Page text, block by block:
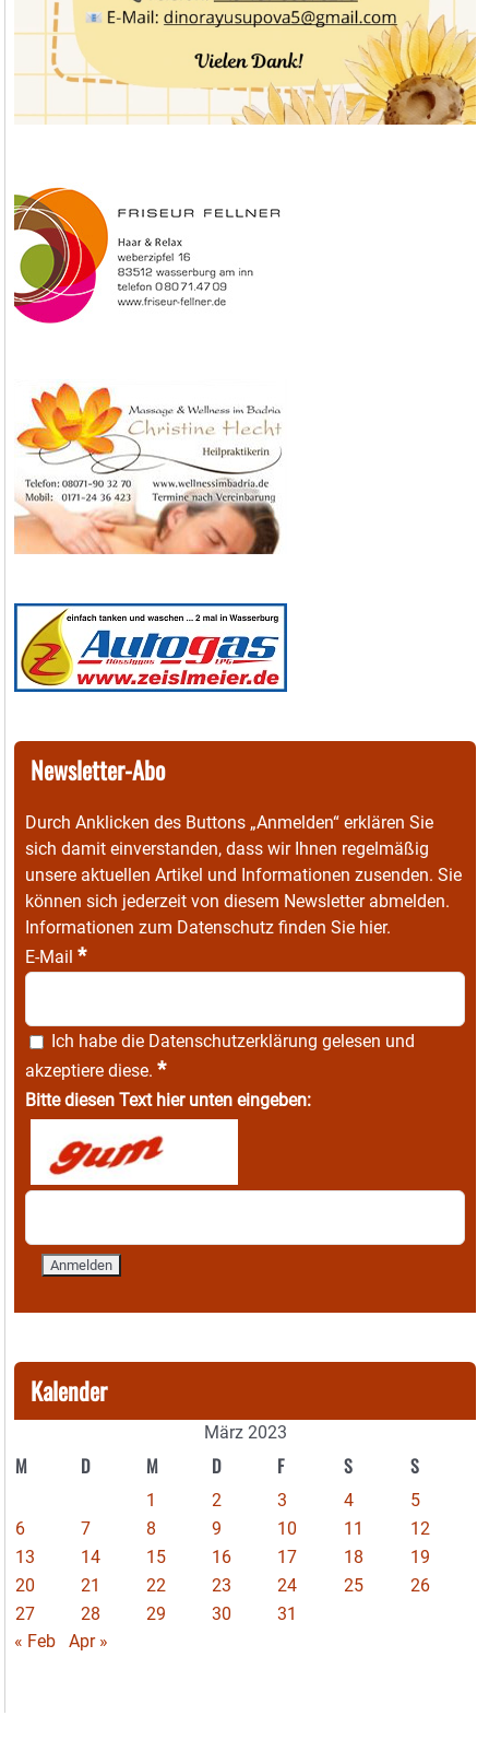
Newsletter-Abo
Durch Anklicken des Buttons „Anmelden“ erklären Sie
sich damit einverstanden, dass wir Ihnen regelmäßig
unsere aktuellen Artikel und Informationen zusenden. Sie
können sich jederzeit von diesem Newsletter abmelden.
Informationen zum Datenschutz finden Sie hier.
E-Mail *
Ich habe die Datenschutzerklärung gelesen und
akzeptiere diese. *
Bitte diesen Text hier unten eingeben:
Kalender
März 2023
M D M D F S S
1 2 3 4
5
6
7 8 9 10 11
12
13
14 15 16 17 18
19
20
21 22 23 24 25
26
27
28 29 30
31
« Feb
Apr »